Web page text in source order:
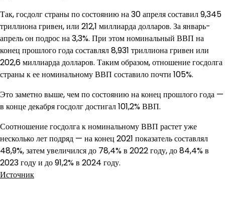
Так, госдолг страны по состоянию на 30 апреля составил 9,345
триллиона гривен, или 212,1 миллиарда долларов. За январь-
апрель он подрос на 3,3%. При этом номинальный ВВП на
конец прошлого года составлял 8,931 триллиона гривен или
202,6 миллиарда долларов. Таким образом, отношение госдолга
страны к ее номинальному ВВП составило почти 105%.
Это заметно выше, чем по состоянию на конец прошлого года —
в конце декабря госдолг достигал 101,2% ВВП.
Соотношение госдолга к номинальному ВВП растет уже
несколько лет подряд — на конец 2021 показатель составлял
48,9%, затем увеличился до 78,4% в 2022 году, до 84,4% в
2023 году и до 91,2% в 2024 году.
Источник